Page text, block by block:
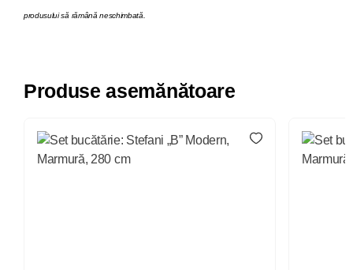
produsului să rămână neschimbată.
Produse asemănătoare